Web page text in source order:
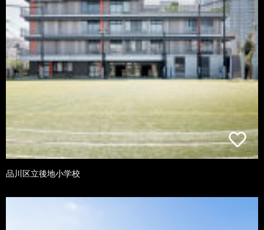
品川区立後地小学校